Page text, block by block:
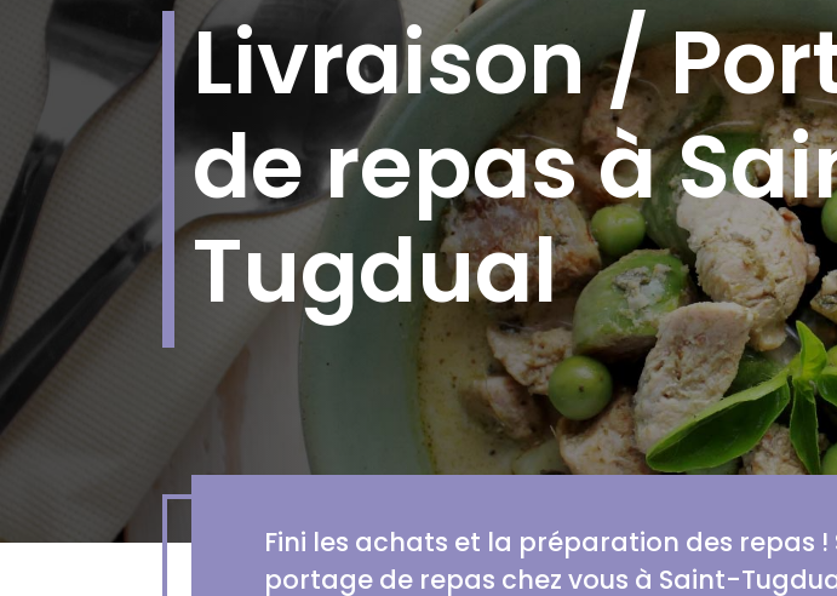
Livraison /
de repas à
Tugdual
Fini les achats et la préparation des repas
portage de repas chez vous à Saint-